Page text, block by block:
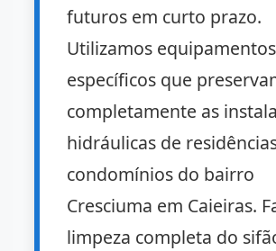
futuros em curto prazo.
Utilizamos equipamentos
específicos que
completamente as
hidráulicas de
condomínios do bairro
Cresciuma em Caieiras.
limpeza completa do